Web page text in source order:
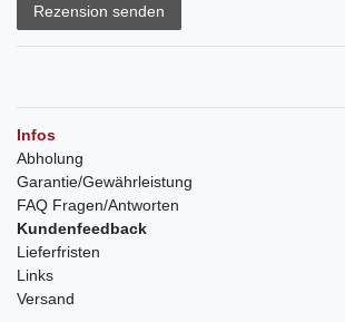
Rezension senden
Infos
Abholung
Garantie/Gewährleistung
FAQ Fragen/Antworten
Kundenfeedback
Lieferfristen
Links
Versand